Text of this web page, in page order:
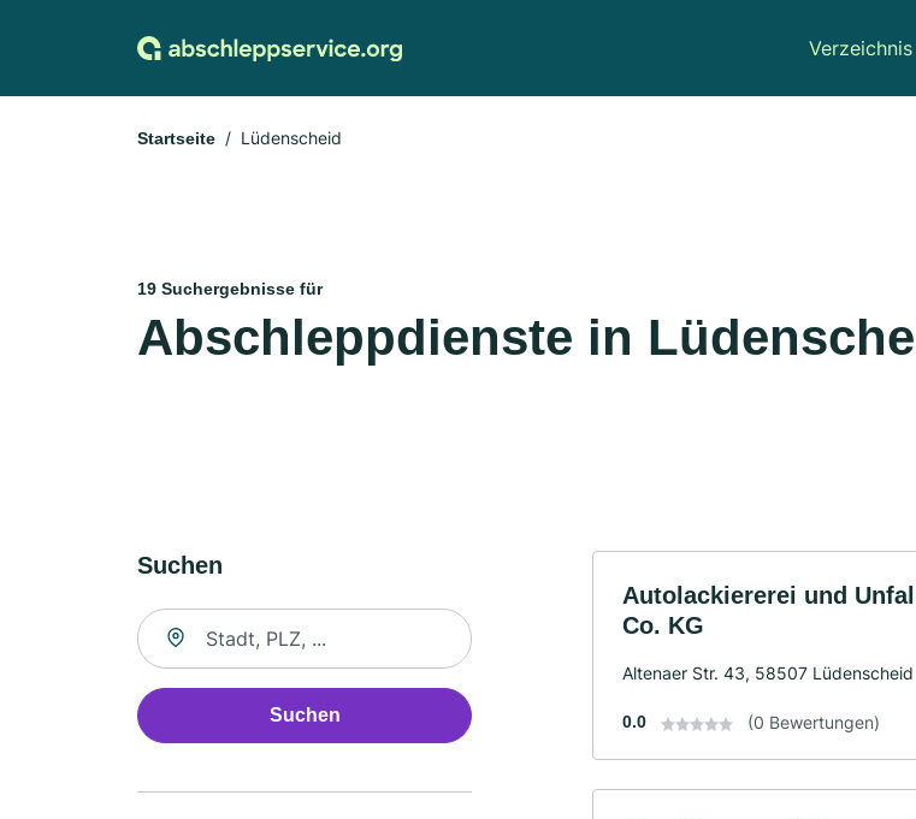
Verzeichnis
Startseite Lüdenscheid
19 Suchergebnisse für
Abschleppdienste in
Suchen
Suche nach Ort
Suchen
Autolackiererei und
Co. KG
Altenaer Str. 43, 58507 Lüdenscheid
0.0 (0 Bewertungen)